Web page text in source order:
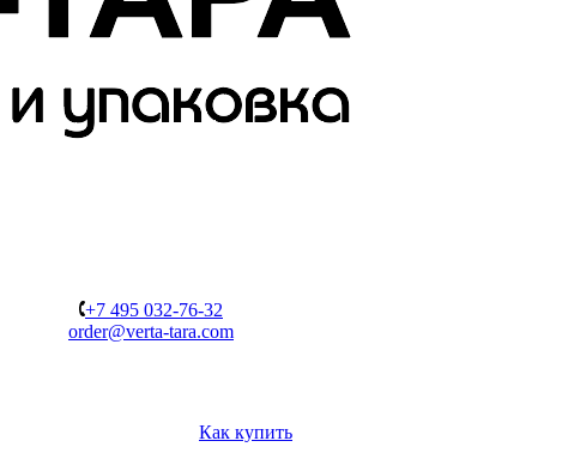
+7 495 032-76-32
order@verta-tara.com
Как купить